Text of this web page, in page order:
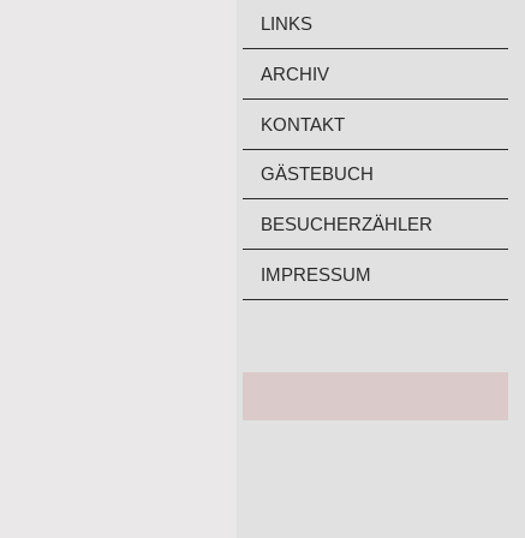
LINKS
ARCHIV
KONTAKT
GÄSTEBUCH
BESUCHERZÄHLER
IMPRESSUM